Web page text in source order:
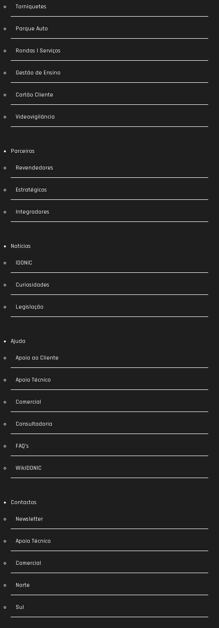
Torniquetes
Parque Auto
Rondas | Serviços
Gestão de Ensino
Cartão Cliente
Videovigilância
Parceiros
Revendedores
Estratégicos
Integradores
Notícias
IDONIC
Curiosidades
Legislação
Ajuda
Apoio ao Cliente
Apoio Técnico
Comercial
Consultadoria
FAQ’s
WikIDONIC
Contactos
Newsletter
Apoio Técnico
Comercial
Norte
Sul